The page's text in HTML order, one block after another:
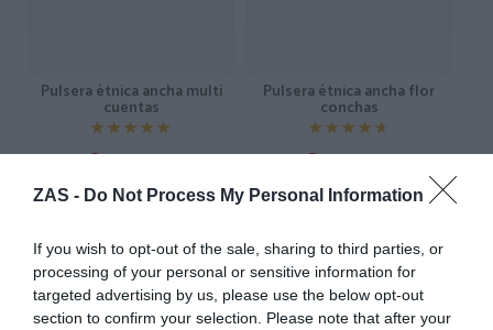
ZAS - Do Not Process My Personal Information
If you wish to opt-out of the sale, sharing to third parties, or
processing of your personal or sensitive information for
targeted advertising by us, please use the below opt-out
section to confirm your selection. Please note that after your
Pulsera étnica ancha multi
cuentas
★★★★★
★★★★★
3,
[PUAB01 ]
Pulsera étnica ancha flor
conchas
★★★★★
★★★★★
3,
[PUAB03 ]
-50% 3X2